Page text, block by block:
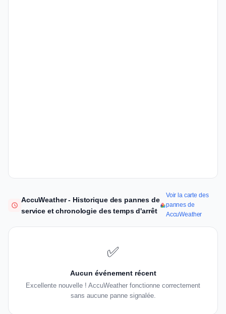
AccuWeather - Historique des pannes de
service et chronologie des temps d'arrêt
Voir la carte des
pannes de
AccuWeather
✅
Aucun événement récent
Excellente nouvelle ! AccuWeather fonctionne correctement
sans aucune panne signalée.